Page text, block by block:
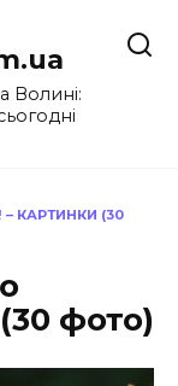
Волині:
КАРТИНКИ (30
фото)